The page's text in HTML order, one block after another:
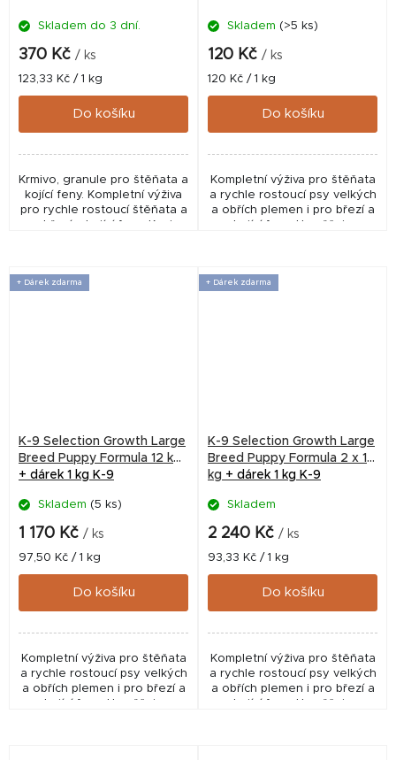
Skladem do 3 dní.
370 Kč / ks
Měrná
cena:
123,33 Kč / 1 kg
Do košíku
Krmivo, granule pro štěňata a
kojící feny. Kompletní výživa
pro rychle rostoucí štěňata a
pro březí a kojící feny. Krmivo
Skladem (>5 ks)
120 Kč / ks
Měrná
cena:
120 Kč / 1 kg
Do košíku
Kompletní výživa pro štěňata
a rychle rostoucí psy velkých
a obřích plemen i pro březí a
kojící feny. Umožňuje
+ Dárek zdarma
K-9 Selection Growth Large
Breed Puppy Formula 12 kg
+ dárek 1 kg K-9
Skladem (5 ks)
1 170 Kč / ks
Měrná
cena:
97,50 Kč / 1 kg
Do košíku
Kompletní výživa pro štěňata
a rychle rostoucí psy velkých
a obřích plemen i pro březí a
kojící feny. Umožňuje
+ Dárek zdarma
K-9 Selection Growth Large
Breed Puppy Formula 2 x 12
kg + dárek 1 kg K-9
Skladem
2 240 Kč / ks
Měrná
cena:
93,33 Kč / 1 kg
Do košíku
Kompletní výživa pro štěňata
a rychle rostoucí psy velkých
a obřích plemen i pro březí a
kojící feny. Umožňuje